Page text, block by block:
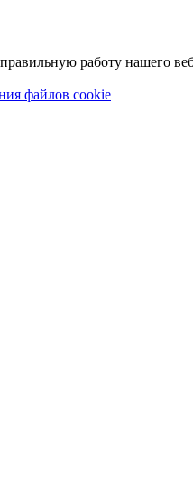
работу нашего
файлов cookie